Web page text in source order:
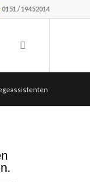
0151 / 19452014